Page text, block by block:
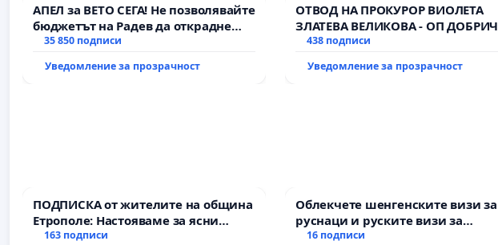
АПЕЛ за ВЕТО СЕГА! Не позволявайте
бюджетът на Радев да открадне
парите и правата ни в тъмното
35 850 подписи
Уведомление за прозрачност
ОТВОД НА ПРОКУРОР ВИОЛЕТА
ЗЛАТЕВА ВЕЛИКОВА - ОП ДОБРИЧ
438 подписи
Уведомление за прозрачност
ПОДПИСКА от жителите на община
Етрополе: Настояваме за ясни
гаранции от “Елаците-МЕД” АД и от
163 подписи
Облекчете шенгенските визи за
руснаци и руските визи за
българи
16 подписи